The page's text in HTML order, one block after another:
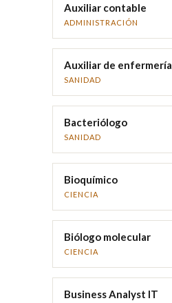
Auxiliar contable
ADMINISTRACIÓN
Auxiliar de enfermería
SANIDAD
Bacteriólogo
SANIDAD
Bioquímico
CIENCIA
Biólogo molecular
CIENCIA
Business Analyst IT